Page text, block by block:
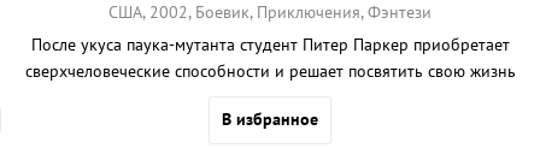
США, 2002, Боевик, Приключения, Фэнтези
После укуса паука-мутанта студент Питер Паркер приобретает
сверхчеловеческие способности и решает посвятить свою жизнь
В избранное